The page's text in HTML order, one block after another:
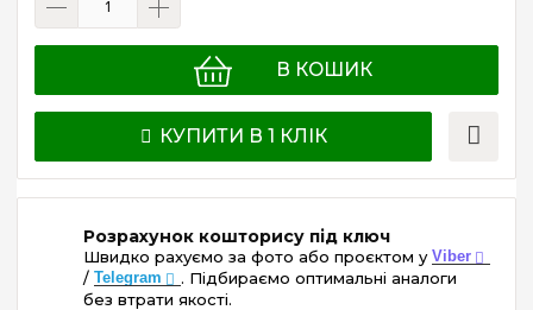
В КОШИК
КУПИТИ В 1 КЛІК
Розрахунок кошторису під ключ
Швидко рахуємо за фото або проєктом у Viber
/ Telegram
. Підбираємо оптимальні аналоги
без втрати якості.